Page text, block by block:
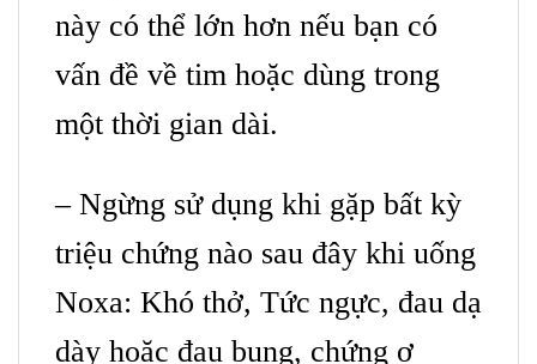
này có thể lớn hơn nếu bạn có
vấn đề về tim hoặc dùng trong
một thời gian dài.
– Ngừng sử dụng khi gặp bất kỳ
triệu chứng nào sau đây khi uống
Noxa: Khó thở, Tức ngực, đau dạ
dày hoặc đau bụng, chứng ợ